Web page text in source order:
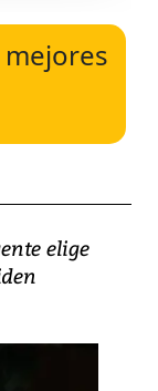
elige